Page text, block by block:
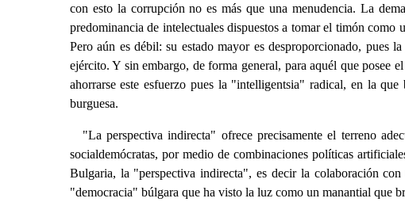
con esto la corrupción no es más que una menudencia. La
predominancia de intelectuales dispuestos a tomar el timón
Pero aún es débil: su estado mayor es desproporcionado, pues
ejército. Y sin embargo, de forma general, para aquél que
ahorrarse este esfuerzo pues la "intelligentsia" radical, en la
burguesa.
"La perspectiva indirecta" ofrece precisamente el terreno
socialdemócratas, por medio de combinaciones políticas
Bulgaria, la "perspectiva indirecta", es decir la colaboración
"democracia" búlgara que ha visto la luz como un manantial que